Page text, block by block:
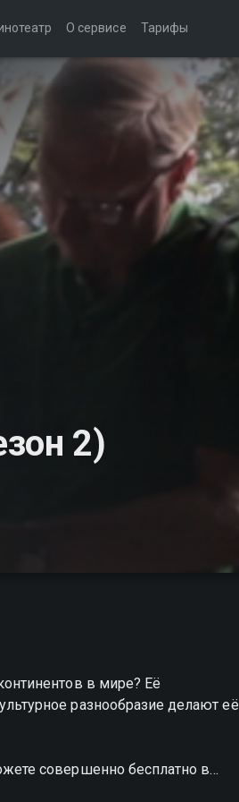
О сервисе Тарифы
2)
в мире? Её
разнообразие делают её
совершенно бесплатно в